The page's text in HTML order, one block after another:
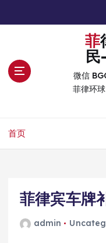
菲律宾环球移
微信
菲律环
首页
菲律宾车牌
admin